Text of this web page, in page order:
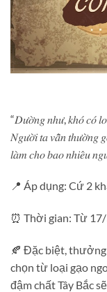
“𝐷𝑢̛𝑜̛̀𝑛𝑔 𝑛ℎ𝑢̛, 𝑘ℎ𝑜́ 𝑐𝑜́
𝑁𝑔𝑢̛𝑜̛̀𝑖 𝑡𝑎 𝑣𝑎̂̃𝑛 𝑡ℎ𝑢̛𝑜̛̀𝑛𝑔
𝑙𝑎̀𝑚 𝑐ℎ𝑜 𝑏𝑎𝑜 𝑛ℎ𝑖𝑒̂𝑢
📍 Áp dụng: Cứ 2
⏰ Thời gian: Từ
🍂 Đặc biệt,
chọn từ loại gạo
đậm chất Tây Bắc